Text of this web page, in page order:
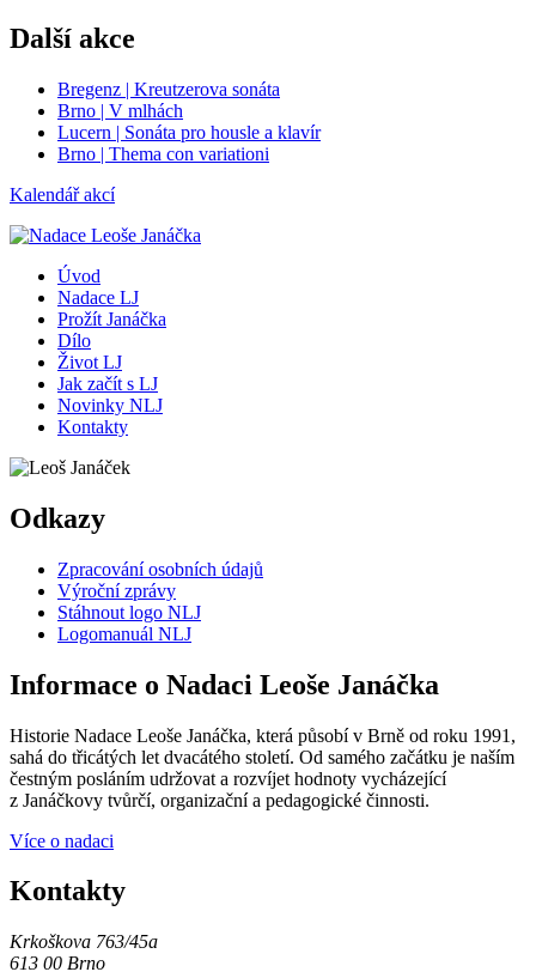
Další akce
Bregenz | Kreutzerova sonáta
Brno | V mlhách
Lucern | Sonáta pro housle a klavír
Brno | Thema con variationi
Kalendář akcí
Úvod
Nadace LJ
Prožít Janáčka
Dílo
Život LJ
Jak začít s LJ
Novinky NLJ
Kontakty
Odkazy
Zpracování osobních údajů
Výroční zprávy
Stáhnout logo NLJ
Logomanuál NLJ
Informace o Nadaci Leoše Janáčka
Historie Nadace Leoše Janáčka, která působí v Brně od roku 1991,
sahá do třicátých let dvacátého století. Od samého začátku je naším
čestným posláním udržovat a rozvíjet hodnoty vycházející
z Janáčkovy tvůrčí, organizační a pedagogické činnosti.
Více o nadaci
Kontakty
Krkoškova 763/45a
613 00 Brno